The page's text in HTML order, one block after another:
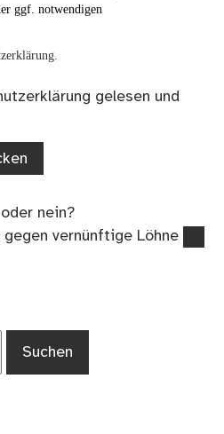
ggf. notwendigen
gelesen und
nein?
gegen vernünftige Löhne